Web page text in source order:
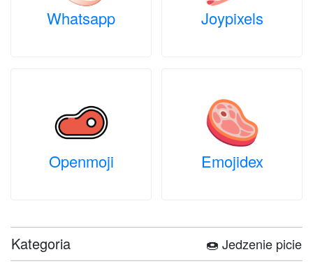
Whatsapp Joypixels
Openmoji Emojidex
Kategoria 🍩 Jedzenie picie